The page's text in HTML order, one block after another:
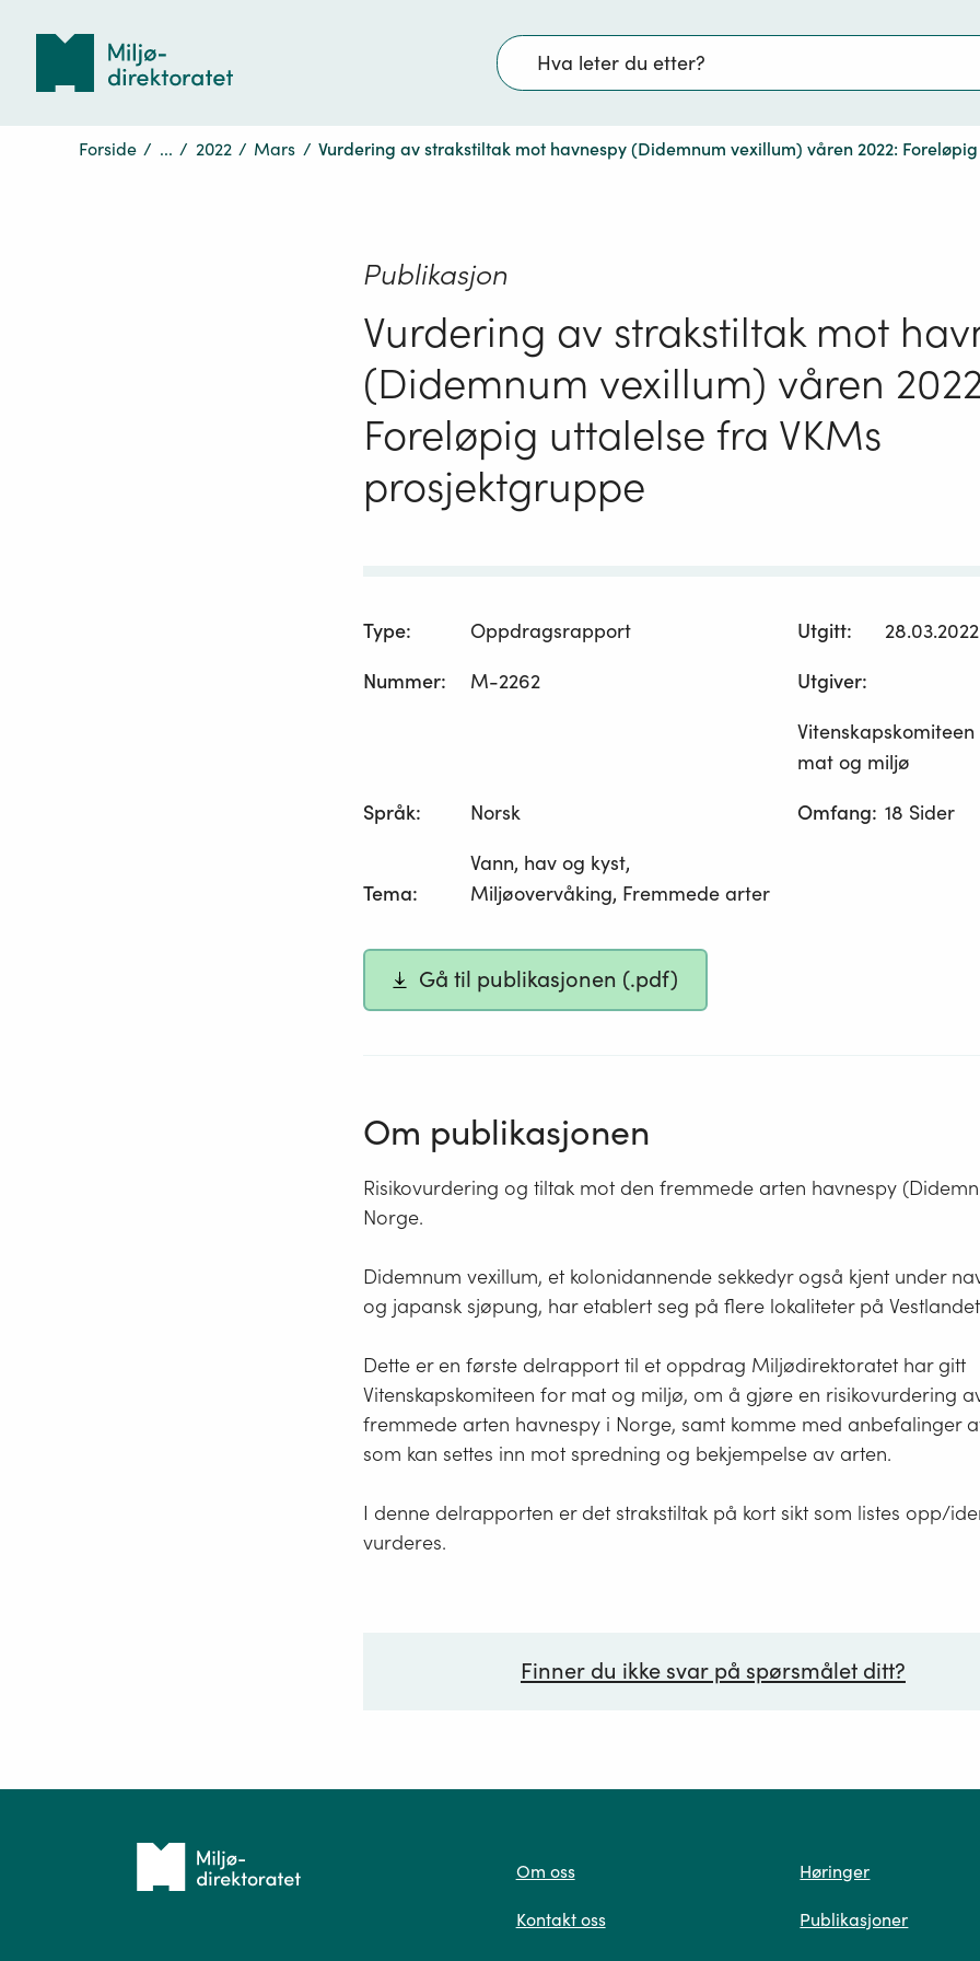
Søk
Forside / ... / 2022 / Mars / Vurdering av strakstiltak mot havnespy (Didemnum vexillum) våren 2022:
Publikasjon
Vurdering av strakstiltak mot
(Didemnum vexillum) våren
Foreløpig uttalelse fra VKMs
prosjektgruppe
Type: Oppdragsrapport Utgitt:
28.03.2022
Nummer: M-2262 Utgiver:
mat og miljø
Språk: Norsk Omfang: 18 Sider
Tema:
Vann, hav og kyst,
Miljøovervåking, Fremmede arter
Gå til publikasjonen (.pdf)
Om publikasjonen
Risikovurdering og tiltak mot den fremmede arten havnespy
Norge.
Didemnum vexillum, et kolonidannende sekkedyr også kjent under
og japansk sjøpung, har etablert seg på flere lokaliteter på
Dette er en første delrapport til et oppdrag Miljødirektoratet har gitt
Vitenskapskomiteen for mat og miljø, om å gjøre en risikovurdering
fremmede arten havnespy i Norge, samt komme med anbefalinger
som kan settes inn mot spredning og bekjempelse av arten.
I denne delrapporten er det strakstiltak på kort sikt som listes opp/
vurderes.
Finner du ikke svar på spørsmålet ditt?
Tilbake
Om oss
Kontakt oss
Høringer
Publikasjoner